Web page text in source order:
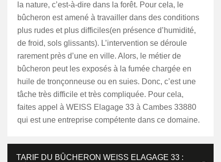
la nature, c’est-à-dire dans la forêt. Pour cela, le
bûcheron est amené à travailler dans des conditions
plus rudes et plus difficiles(en présence d’humidité,
de froid, sols glissants). L’intervention se déroule
rarement près d’une en ville. Alors, le métier de
bûcheron peut les exposés à la fumée chargée en
huile de tronçonneuse ou en suies. Donc, c’est une
tâche très difficile et très compliquée. Pour cela,
faites appel à WEISS Elagage 33 à Cambes 33880
qui est une entreprise compétente dans ce domaine.
TARIF DU BÛCHERON WEISS ELAGAGE 33 :